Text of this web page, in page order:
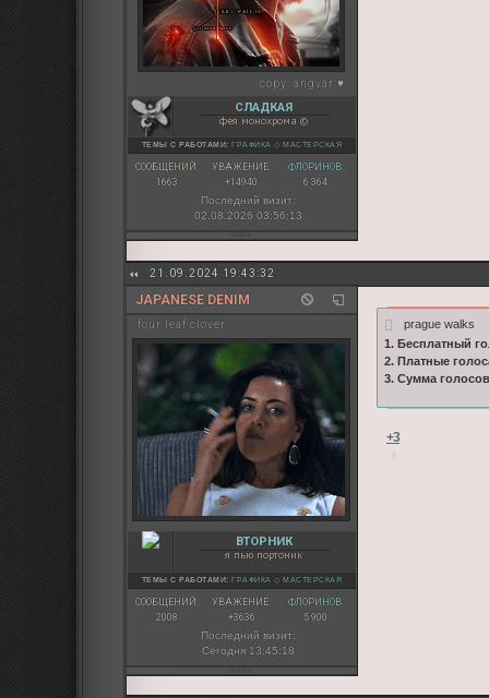
copy: angvar ♥
СЛАДКАЯ
фея монохрома ©
ТЕМЫ С РАБОТАМИ: ГРАФИКА ◇ МАСТЕРСКАЯ
СООБЩЕНИЙ:
1663
УВАЖЕНИЕ:
+14940
ФЛОРИНОВ:
6 364
Последний визит:
02.08.2026 03:56:13
21.09.2024 19:43:32
JAPANESE DENIM
four leaf clover
ВТОРНИК
я пью портоник
ТЕМЫ С РАБОТАМИ:ГРАФИКА ◇МАСТЕРСКАЯ
СООБЩЕНИЙ:
2008
УВАЖЕНИЕ:
+3636
ФЛОРИНОВ:
5 900
Последний визит:
Сегодня 13:45:18
prague walks
1. Бесплатный
2. Платные
3. Сумма
+3